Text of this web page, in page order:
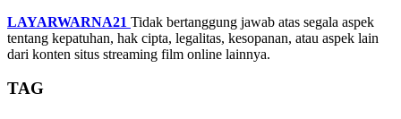
LAYARWARNA21 Tidak bertanggung jawab atas segala aspek
tentang kepatuhan, hak cipta, legalitas, kesopanan, atau aspek lain
dari konten situs streaming film online lainnya.
TAG